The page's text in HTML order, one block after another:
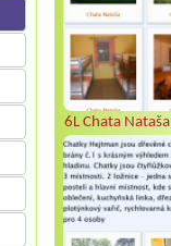
6L Chata Nataša